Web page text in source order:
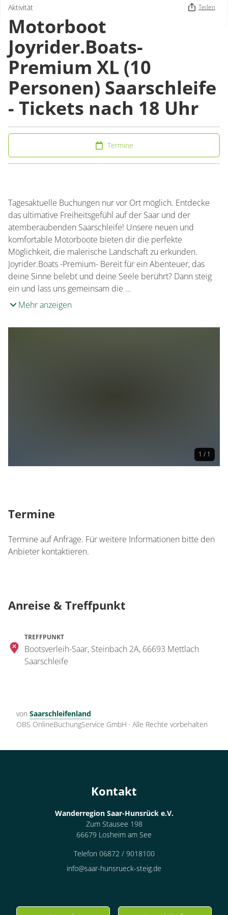
Aktivität Teilen
Motorboot
Joyrider.Boats-
Premium XL (10
Personen) Saarschleife
- Tickets nach 18 Uhr
Termine
Tagesaktuelle Buchungen nur vor Ort möglich. Entdecke
das ultimative Freiheitsgefühl auf der Saar und der
atemberaubenden Saarschleife! Unsere neuen und
komfortable Motorboote bieten dir die perfekte
Möglichkeit, die malerische Landschaft zu erkunden.
Joyrider.Boats -Premium- Bereit für ein Abenteuer, das
deine Sinne belebt und deine Seele berührt? Dann steig
ein und lass uns gemeinsam die …
Mehr anzeigen
1 / 1
Termine
Termine auf Anfrage. Für weitere Informationen bitte den
Anbieter kontaktieren.
Anreise & Treffpunkt
TREFFPUNKT
Bootsverleih-Saar, Steinbach 2A, 66693 Mettlach
Saarschleife
von Saarschleifenland
OBS OnlineBuchungService GmbH · Alle Rechte vorbehalten
Kontakt
Wanderregion Saar-Hunsrück e.V.
Zum Stausee 198
66679 Losheim am See
Telefon 06872 / 9018100
info@saar-hunsrueck-steig.de